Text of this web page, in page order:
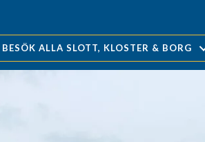
BESÖK ALLA SLOTT, KLOSTER & BORG